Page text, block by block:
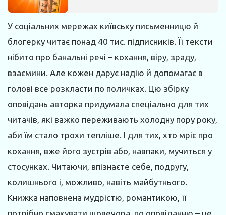
У соціальних мережах київську письменницю й
блогерку читає понад 40 тис. підписників. Її тексти
нібито про банальні речі – кохання, віру, зраду,
взаємини. Але кожен дарує надію й допомагає в
голові все розкласти по поличках. Цю збірку
оповідань авторка придумала спеціально для тих
читачів, які важко переживають холодну пору року,
аби їм стало трохи тепліше. І для тих, хто мріє про
кохання, вже його зустрів або, навпаки, мучиться у
стосунках. Читаючи, впізнаєте себе, подругу,
колишнього і, можливо, навіть майбутнього.
Книжка наповнена мудрістю, романтикою, її